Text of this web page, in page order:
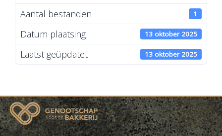
Aantal bestanden 1
Datum plaatsing 13 oktober 2025
Laatst geüpdatet 13 oktober 2025